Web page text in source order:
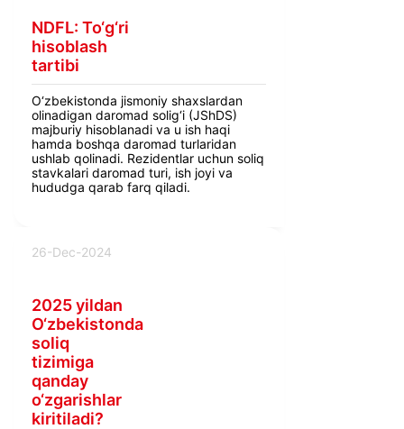
NDFL: To‘g‘ri
hisoblash
tartibi
O‘zbekistonda jismoniy shaxslardan
olinadigan daromad solig‘i (JShDS)
majburiy hisoblanadi va u ish haqi
hamda boshqa daromad turlaridan
ushlab qolinadi. Rezidentlar uchun soliq
stavkalari daromad turi, ish joyi va
hududga qarab farq qiladi.
26-Dec-2024
2025 yildan
O‘zbekistonda
soliq
tizimiga
qanday
o‘zgarishlar
kiritiladi?